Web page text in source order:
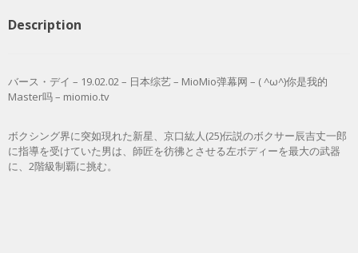
Description
バース・デイ – 19.02.02 – 日本综艺 – MioMio弹幕网 – ( ^ω^)你是我的
Master吗 – miomio.tv
ボクシング界に突如現れた新星、京口紘人(25)伝説のボクサー辰吉丈一郎
に指導を受けていた男は、師匠を彷彿とさせる左ボディーを最大の武器
に、2階級制覇に挑む。